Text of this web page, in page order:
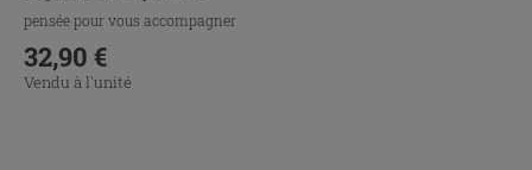
pensée pour vous accompagner
partout.
Prix
32,90 €
Vendu à l'unité